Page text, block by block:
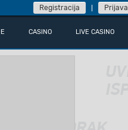
Registracija Prijava
CASINO LIVE CASINO